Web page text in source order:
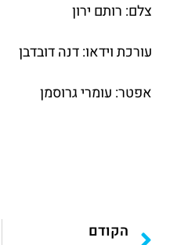
צלם: רותם ירון
עורכת וידאו: דנה דובדבן
אפטר: עומרי גרוסמן
הקודם